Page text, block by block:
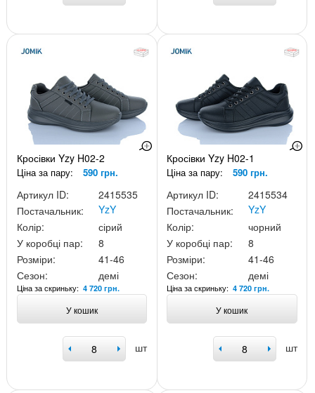
Кросівки Yzy H02-2
Ціна за пару: 590 грн.
Артикул ID:
2415535
Постачальник:
YzY
Колір:
сірий
У коробці пар:
8
Розміри:
41-46
Сезон:
демі
Ціна за скриньку: 4 720 грн.
У кошик
шт
Кросівки Yzy H02-1
Ціна за пару: 590 грн.
Артикул ID:
2415534
Постачальник:
YzY
Колір:
чорний
У коробці пар:
8
Розміри:
41-46
Сезон:
демі
Ціна за скриньку:4 720 грн.
У кошик
шт